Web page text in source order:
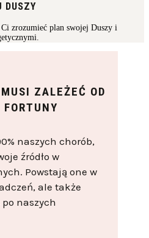
DUSZY
zrozumieć plan swojej Duszy i
ZALEŻEĆ OD
naszych chorób,
źródło w
Powstają one w
ale także
naszych